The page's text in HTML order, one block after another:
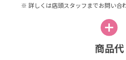
※ 詳しくは店頭スタッフまでお問い合
商品代